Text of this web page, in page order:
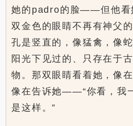
她的padro的脸——但他看
双金色的眼睛不再有神父
孔是竖直的，像猛禽，像
阳光下见过的、只存在于
物。那双眼睛看着她，像
像在告诉她——“你看，我
是这样。”